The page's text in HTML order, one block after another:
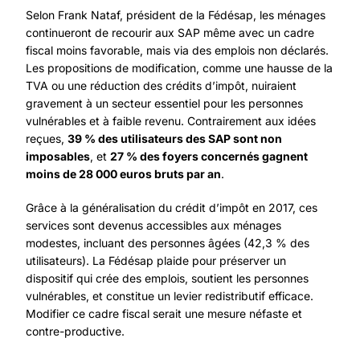
Selon Frank Nataf, président de la Fédésap, les ménages
continueront de recourir aux SAP même avec un cadre
fiscal moins favorable, mais via des emplois non déclarés.
Les propositions de modification, comme une hausse de la
TVA ou une réduction des crédits d’impôt, nuiraient
gravement à un secteur essentiel pour les personnes
vulnérables et à faible revenu. Contrairement aux idées
reçues, 39 % des utilisateurs des SAP sont non
imposables, et 27 % des foyers concernés gagnent
moins de 28 000 euros bruts par an.
Grâce à la généralisation du crédit d’impôt en 2017, ces
services sont devenus accessibles aux ménages
modestes, incluant des personnes âgées (42,3 % des
utilisateurs). La Fédésap plaide pour préserver un
dispositif qui crée des emplois, soutient les personnes
vulnérables, et constitue un levier redistributif efficace.
Modifier ce cadre fiscal serait une mesure néfaste et
contre-productive.